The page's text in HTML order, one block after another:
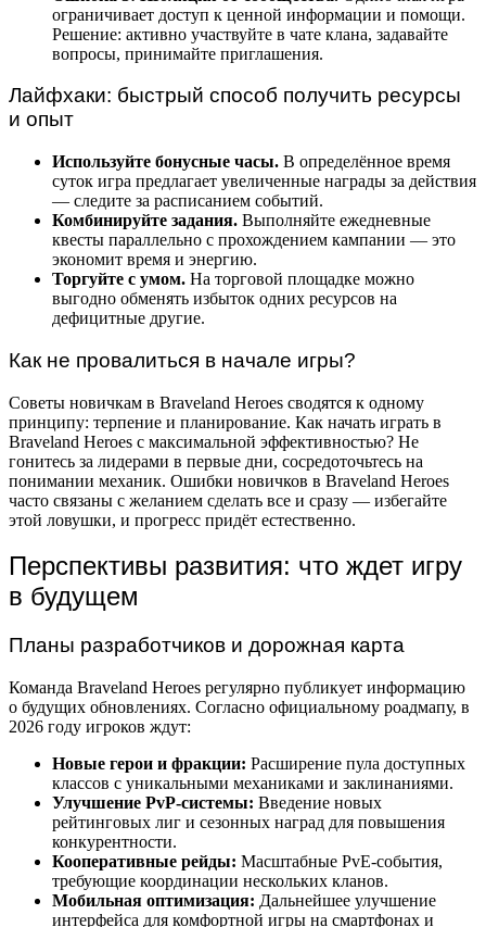
ограничивает доступ к ценной информации и помощи.
Решение: активно участвуйте в чате клана, задавайте
вопросы, принимайте приглашения.
Лайфхаки: быстрый способ получить ресурсы
и опыт
Используйте бонусные часы. В определённое время
суток игра предлагает увеличенные награды за действия
— следите за расписанием событий.
Комбинируйте задания. Выполняйте ежедневные
квесты параллельно с прохождением кампании — это
экономит время и энергию.
Торгуйте с умом. На торговой площадке можно
выгодно обменять избыток одних ресурсов на
дефицитные другие.
Как не провалиться в начале игры?
Советы новичкам в Braveland Heroes сводятся к одному
принципу: терпение и планирование. Как начать играть в
Braveland Heroes с максимальной эффективностью? Не
гонитесь за лидерами в первые дни, сосредоточьтесь на
понимании механик. Ошибки новичков в Braveland Heroes
часто связаны с желанием сделать все и сразу — избегайте
этой ловушки, и прогресс придёт естественно.
Перспективы развития: что ждет игру
в будущем
Планы разработчиков и дорожная карта
Команда Braveland Heroes регулярно публикует информацию
о будущих обновлениях. Согласно официальному роадмапу, в
2026 году игроков ждут:
Новые герои и фракции: Расширение пула доступных
классов с уникальными механиками и заклинаниями.
Улучшение PvP-системы: Введение новых
рейтинговых лиг и сезонных наград для повышения
конкурентности.
Кооперативные рейды: Масштабные PvE-события,
требующие координации нескольких кланов.
Мобильная оптимизация: Дальнейшее улучшение
интерфейса для комфортной игры на смартфонах и